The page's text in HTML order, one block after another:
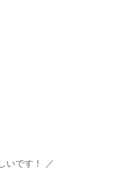
いです！